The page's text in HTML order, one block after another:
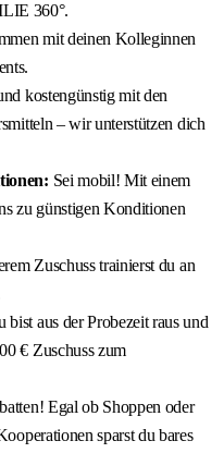
360°.
mit deinen Kolleginnen
kostengünstig mit den
– wir unterstützen dich
Sei mobil! Mit einem
zu günstigen Konditionen
Zuschuss trainierst du an
bist aus der Probezeit raus und
€ Zuschuss zum
Egal ob Shoppen oder
sparst du bares